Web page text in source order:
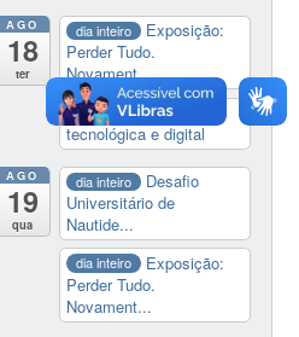
AGO
18
ter
dia inteiro
Exposição:
Perder Tudo.
Novament...
14:00 Soberania
tecnológica e digital
AGO
19
qua
dia inteiro
Desafio
Universitário de
Nautide...
dia inteiro
Exposição:
Perder Tudo.
Novament...